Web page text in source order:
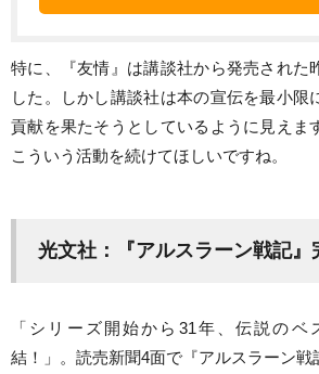
特に、『友情』は講談社から発売された
した。しかし講談社は本の宣伝を最小限
貢献を果たそうとしているように見えま
こういう活動を続けてほしいですね。
光文社：『アルスラーン戦記』
「シリーズ開始から31年、伝説のベ
結！」。読売新聞4面で『アルスラーン戦